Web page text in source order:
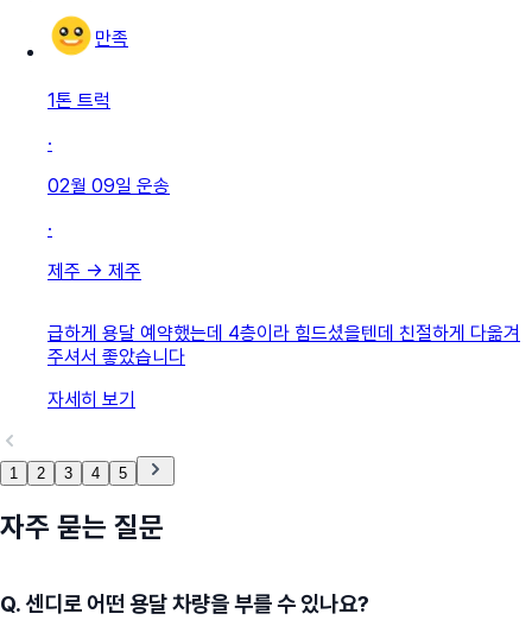
만족
1톤 트럭
·
02월 09일 운송
·
제주 → 제주
급하게 용달 예약했는데 4층이라 힘드셨을텐데 친절하게 다옮겨
주셔서 좋았습니다
자세히 보기
1 2 3 4 5
자주 묻는 질문
Q.센디로 어떤 용달 차량을 부를 수 있나요?